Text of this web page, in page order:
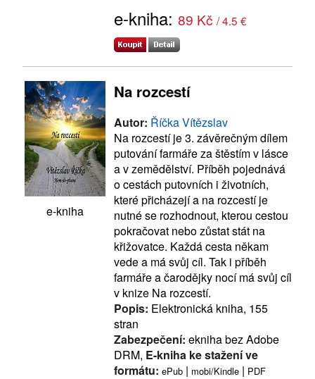
e-kniha: 89 Kč / 4.5 €
e-kniha
Na rozcestí
Autor: Říčka Vítězslav
Na rozcestí je 3. závěrečným dílem
putování farmáře za štěstím v lásce
a v zemědělství. Příběh pojednává
o cestách putovních i životních,
které přicházejí a na rozcestí je
nutné se rozhodnout, kterou cestou
pokračovat nebo zůstat stát na
křižovatce. Každá cesta někam
vede a má svůj cíl. Tak i příběh
farmáře a čarodějky nocí má svůj cíl
v knize Na rozcestí.
Popis: Elektronická kniha, 155
stran
Zabezpečení: ekniha bez Adobe
DRM, E-kniha ke stažení ve
formátu: ePub | mobi/Kindle | PDF